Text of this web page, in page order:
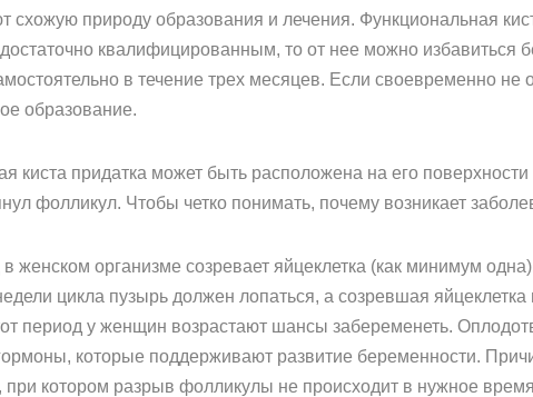
схожую природу образования и лечения. Функциональная
достаточно квалифицированным, то от нее можно избавиться
в течение трех месяцев. Если своевременно не
образование.
киста придатка может быть расположена на его
фолликул. Чтобы четко понимать, почему возникает
женском организме созревает яйцеклетка (как минимум
цикла пузырь должен лопаться, а созревшая
период у женщин возрастают шансы забеременеть.
которые поддерживают развитие беременности.
при котором разрыв фолликулы не происходит в нужное